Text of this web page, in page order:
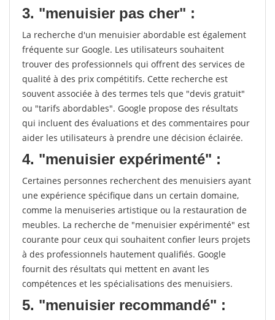
3. "menuisier pas cher" :
La recherche d'un menuisier abordable est également
fréquente sur Google. Les utilisateurs souhaitent
trouver des professionnels qui offrent des services de
qualité à des prix compétitifs. Cette recherche est
souvent associée à des termes tels que "devis gratuit"
ou "tarifs abordables". Google propose des résultats
qui incluent des évaluations et des commentaires pour
aider les utilisateurs à prendre une décision éclairée.
4. "menuisier expérimenté" :
Certaines personnes recherchent des menuisiers ayant
une expérience spécifique dans un certain domaine,
comme la menuiseries artistique ou la restauration de
meubles. La recherche de "menuisier expérimenté" est
courante pour ceux qui souhaitent confier leurs projets
à des professionnels hautement qualifiés. Google
fournit des résultats qui mettent en avant les
compétences et les spécialisations des menuisiers.
5. "menuisier recommandé" :